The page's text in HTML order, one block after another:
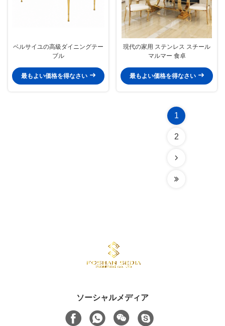
ベルサイユの高級ダイニングテー
ブル
最もよい価格を得なさい
現代の家用 ステンレス スチール
マルマー 食卓
最もよい価格を得なさい
1
2
ソーシャルメディア